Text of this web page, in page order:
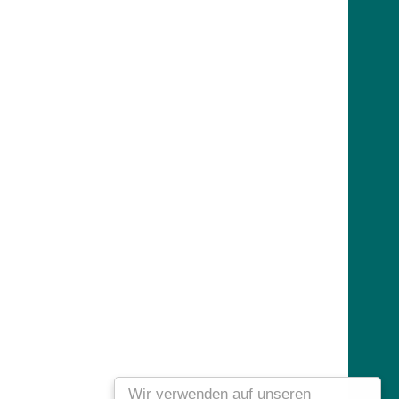
Wir verwenden auf unseren